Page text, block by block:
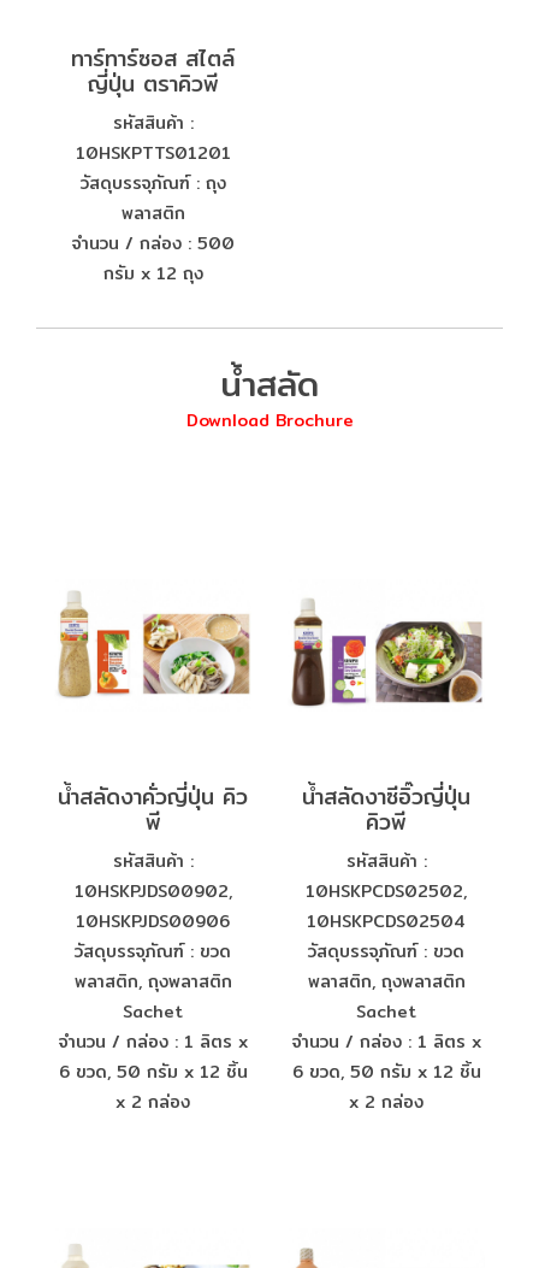
ทาร์ทาร์ซอส สไตล์
ญี่ปุ่น ตราคิวพี
รหัสสินค้า :
10HSKPTTS01201
วัสดุบรรจุภัณฑ์ : ถุง
พลาสติก
จำนวน / กล่อง : 500
กรัม x 12 ถุง
น้ำสลัด
Download Brochure
น้ำสลัดงาคั่วญี่ปุ่น คิว
พี
รหัสสินค้า :
10HSKPJDS00902,
10HSKPJDS00906
วัสดุบรรจุภัณฑ์ : ขวด
พลาสติก, ถุงพลาสติก
Sachet
จำนวน / กล่อง : 1 ลิตร x
6 ขวด, 50 กรัม x 12 ชิ้น
x 2 กล่อง
น้ำสลัดงาซีอิ๊วญี่ปุ่น
คิวพี
รหัสสินค้า :
10HSKPCDS02502,
10HSKPCDS02504
วัสดุบรรจุภัณฑ์ : ขวด
พลาสติก, ถุงพลาสติก
Sachet
จำนวน / กล่อง : 1 ลิตร x
6 ขวด, 50 กรัม x 12 ชิ้น
x 2 กล่อง